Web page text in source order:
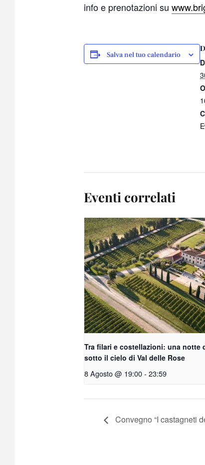
info e prenotazioni su
Salva nel tuo calendario
Eventi correlati
Tra filari e costellazioni: una notte
sotto il cielo di Val delle Rose
8 Agosto @ 19:00- 23:59
Convegno “I castagneti